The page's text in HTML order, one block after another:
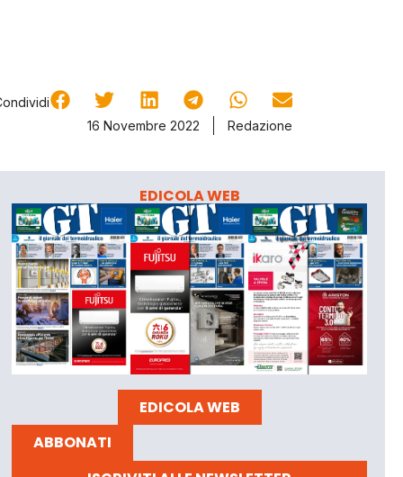
16 Novembre 2022
Redazione
EDICOLA WEB
EDICOLA WEB
ABBONATI